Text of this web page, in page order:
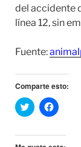
del accidente
línea 12, sin
Fuente:
Comparte esto:
H
a
l
i
H
a
l
i